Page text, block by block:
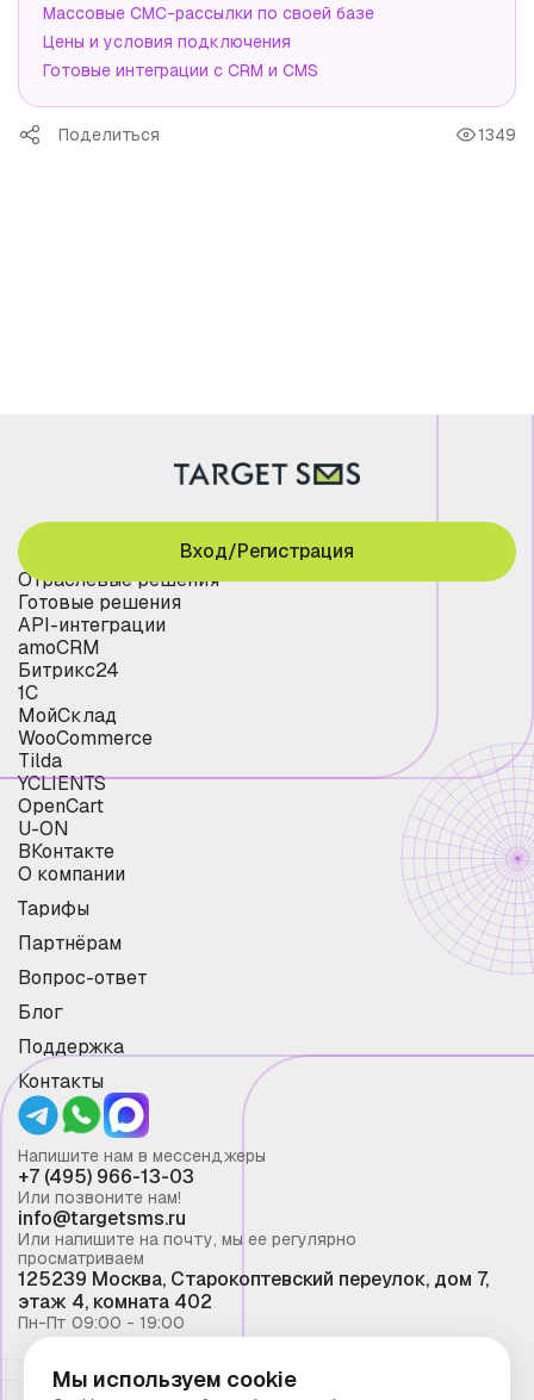
Массовые СМС-рассылки по своей базе
Цены и условия подключения
Готовые интеграции с CRM и CMS
Поделиться 1349
Отраслевые решения
Готовые решения
API-интеграции
amoCRM
Битрикс24
1С
МойСклад
WooCommerce
Tilda
YCLIENTS
OpenCart
U-ON
ВКонтакте
О компании
Тарифы
Партнёрам
Вопрос-ответ
Блог
Поддержка
Контакты
Вход/Регистрация
Напишите нам в мессенджеры
+7 (495) 966-13-03
Или позвоните нам!
info@targetsms.ru
Или напишите на почту, мы ее регулярно
просматриваем
125239 Москва, Старокоптевский переулок, дом 7,
этаж 4, комната 402
Пн-Пт 09:00 - 19:00
Мы используем cookie